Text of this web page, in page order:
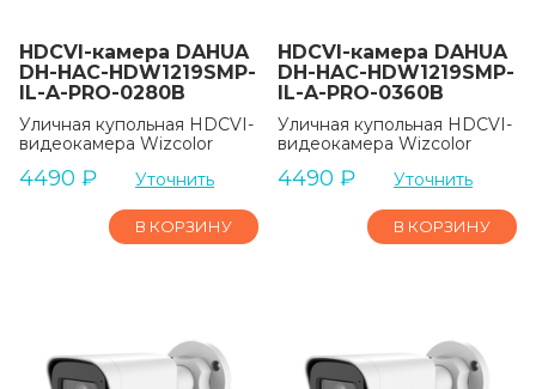
HDCVI-камера DAHUA
DH-HAC-HDW1219SMP-
IL-A-PRO-0280B
Уличная купольная HDCVI-
видеокамера Wizcolor
4490 ₽ Уточнить
В КОРЗИНУ
HDCVI-камера DAHUA
DH-HAC-HDW1219SMP-
IL-A-PRO-0360B
Уличная купольная HDCVI-
видеокамера Wizcolor
4490 ₽ Уточнить
В КОРЗИНУ